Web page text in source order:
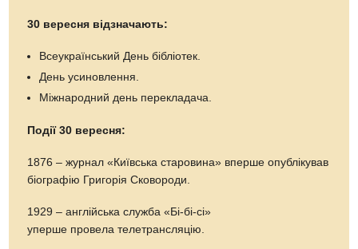
30 вересня відзначають:
Всеукраїнський День бібліотек.
День усиновлення.
Міжнародний день перекладача.
Події 30 вересня:
1876 – журнал «Київська старовина» вперше опублікував
біографію Григорія Сковороди.
1929 – англійська служба «Бі-бі-сі»
уперше провела телетрансляцію.